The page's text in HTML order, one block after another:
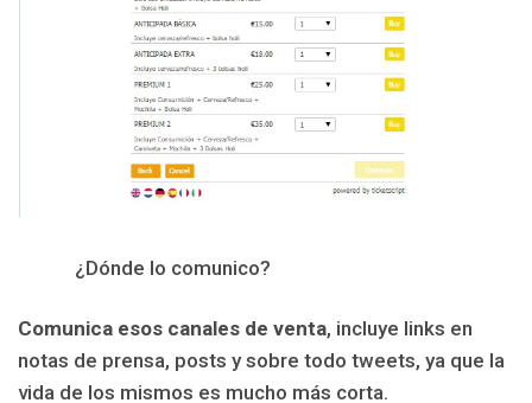
¿Dónde lo comunico?
Comunica esos canales de venta, incluye links en
notas de prensa, posts y sobre todo tweets, ya que la
vida de los mismos es mucho más corta.